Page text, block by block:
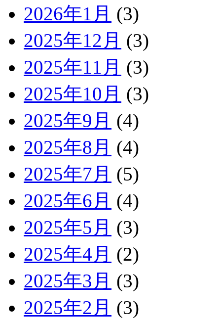
2026年1月 (3)
2025年12月 (3)
2025年11月 (3)
2025年10月 (3)
2025年9月 (4)
2025年8月 (4)
2025年7月 (5)
2025年6月 (4)
2025年5月 (3)
2025年4月 (2)
2025年3月 (3)
2025年2月 (3)